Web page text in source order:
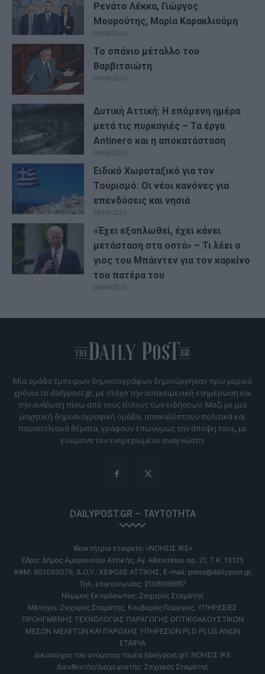
Ρενάτο Λέκκα, Γιώργος
Μουρούτης, Μαρία Καρακλιούμη
08/08/2026
Το σπάνιο μέταλλο του
Βαρβιτσιώτη
08/08/2026
Δυτική Αττική: Η επόμενη ημέρα
μετά τις πυρκαγιές – Τα έργα
Antinero και η αποκατάσταση
08/08/2026
Ειδικό Χωροταξικό για τον
Τουρισμό: Οι νέοι κανόνες για
επενδύσεις και νησιά
08/08/2026
«Έχει εξαπλωθεί, έχει κάνει
μετάσταση στα οστά» – Τι λέει ο
γιος του Μπάιντεν για τον καρκίνο
του πατέρα του
08/08/2026
Μία ομάδα έμπειρων δημοσιογράφων δημιούργησαν πριν μερικά
χρόνια το dailypost.gr, με στόχο την αντικειμενική ενημέρωση και
την ανάλυση πίσω από τους τίτλους των ειδήσεων. Μαζί με μια
μαχητική δημοσιογραφική ομάδα, αποκαλύπτουν πολιτικά και
παραπολιτικά θέματα, γράφουν επωνύμως την άποψη τους, με
γνώμονα τον ενημερωμένο αναγνώστη.
DAILYPOST.GR – ΤΑΥΤΌΤΗΤΑ
Ιδιοκτήτρια εταιρεία: «ΝΟΗΣΙΣ ΙΚΕ»
Έδρα: Δήμος Αμαρουσίου Αττικής, Αγ. Αθανασίου αρ. 21, Τ.Κ. 15125
ΑΦΜ: 801093076, Δ.Ο.Υ.: ΚΕΦΟΔΕ ΑΤΤΙΚΗΣ, E-mail: press@dailypost.gr,
Τηλ. επικοινωνίας: 2108066997
Νόμιμος Εκπρόσωπος: Ζαχαρός Σταμάτης
Μέτοχοι: Ζαχαρός Σταμάτης, Κουβαράς Γεώργιος, ΥΠΗΡΕΣΙΕΣ
ΠΡΟΗΓΜΕΝΗΣ ΤΕΧΝΟΛΟΓΙΑΣ ΠΑΡΑΓΩΓΗΣ ΟΠΤΙΚΟΑΚΟΥΣΤΙΚΩΝ
ΜΕΣΩΝ ΜΕΛΕΤΩΝ ΚΑΙ ΠΑΡΟΧΗΣ ΥΠΗΡΕΣΙΩΝ PLD PLUS ΑΝΩΝ
ΕΤΑΙΡΙΑ
Δικαιούχος του ονόματος τομέα (dailypost.gr): ΝΟΗΣΙΣ ΙΚΕ
Διευθυντής/Διαχειριστής: Ζαχαρός Σταμάτης